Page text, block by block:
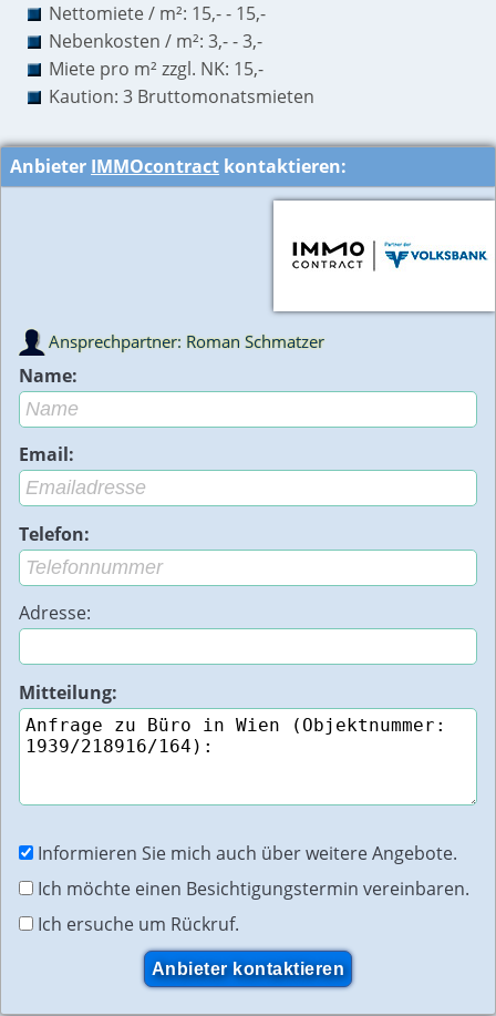
Nettomiete / m²: 15,- - 15,-
Nebenkosten / m²: 3,- - 3,-
Miete pro m² zzgl. NK: 15,-
Kaution: 3 Bruttomonatsmieten
Anbieter IMMOcontract kontaktieren:
Ansprechpartner: Roman Schmatzer
Name:
Email:
Telefon:
Adresse:
Mitteilung:
Informieren Sie mich auch über weitere Angebote.
Ich möchte einen Besichtigungstermin vereinbaren.
Ich ersuche um Rückruf.